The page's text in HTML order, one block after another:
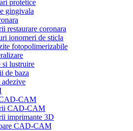
protetice
gingivala
restaurare coronara
ionomeri de sticla
fotopolimerizabile
si lustruire
de baza
adezive
CAM
CAD-CAM
imprimante 3D
CAD-CAM